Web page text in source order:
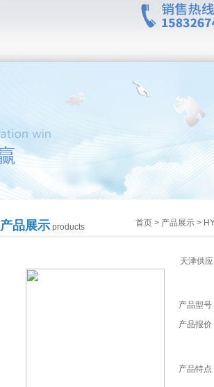
产品展示 products 首页 > 产品展示 >
天津供
产品型号
产品报价
产品特点